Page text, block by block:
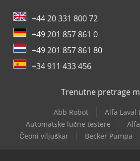
+44 20 331 800 72
+49 201 857 861 0
+49 201 857 861 80
+34 911 433 456
Trenutne pretrage
Abb Robot
Alfa Laval
Automatske lučne testere
Čeoni viljuškar
Becker Pumpa